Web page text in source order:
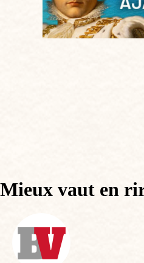
Mieux vaut en